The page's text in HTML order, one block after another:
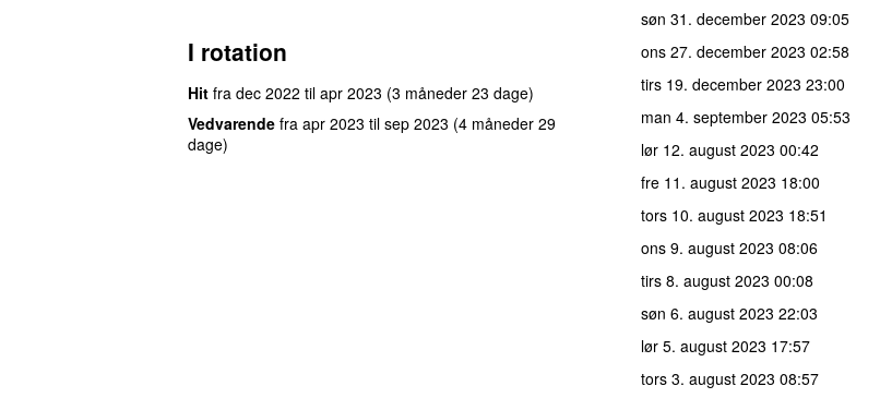
I rotation
Hit fra dec 2022 til apr 2023 (3 måneder 23 dage)
Vedvarende fra apr 2023 til sep 2023 (4 måneder 29
dage)
søn 31. december 2023 09:05
ons 27. december 2023 02:58
tirs 19. december 2023 23:00
man 4. september 2023 05:53
lør 12. august 2023 00:42
fre 11. august 2023 18:00
tors 10. august 2023 18:51
ons 9. august 2023 08:06
tirs 8. august 2023 00:08
søn 6. august 2023 22:03
lør 5. august 2023 17:57
tors 3. august 2023 08:57